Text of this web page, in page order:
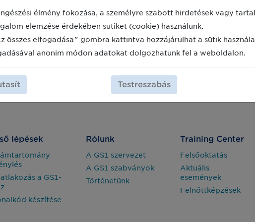
az évente
de ezzel a
szintskálán. Augusztusban az
maximális 3.00 értéket - kapta meg.
lépések
a GS1-
készítése
Rólunk
A GS1 szervezet
A GS1 szabványok
Történetünk
Training Center
Felsőoktatás
Aktuális
események
Felnőttképzések
élmény fokozása, a személyre szabott hirdetések vagy
elemzése érdekében sütiket (cookie) használunk.
összes elfogadása" gombra kattintva hozzájárulhat a sütik
anonim módon adatokat dolgozhatunk fel a weboldalon.
Testreszabás